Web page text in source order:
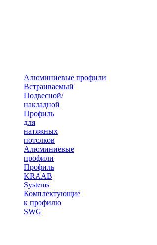
Алюминиевые профили
Встраиваемый
Подвесной/
накладной
Профиль
для
натяжных
потолков
Алюминиевые
профили
Профиль
KRAAB
Systems
Комплектующие
к профилю
SWG